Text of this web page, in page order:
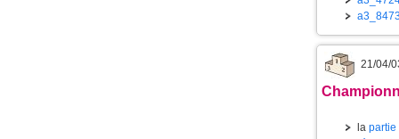
21/04/
la partie